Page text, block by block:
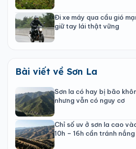
Đi xe máy qua cầu gió
giữ tay lái thật vững
Bài viết về Sơn La
Sơn la có hay bị bão
nhưng vẫn có nguy cơ
Chỉ số uv ở sơn la cao
10h – 16h cần tránh nắng